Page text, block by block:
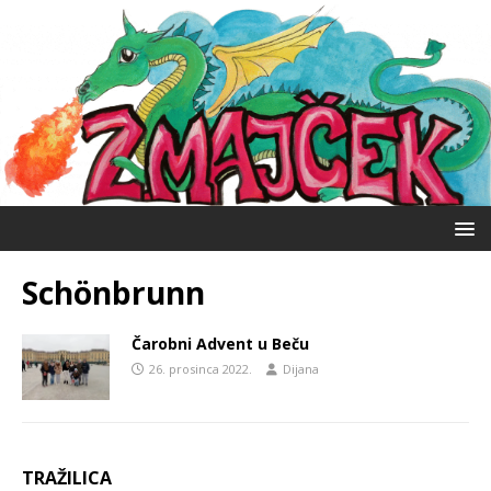
Schönbrunn
Čarobni Advent u Beču
26. prosinca 2022. Dijana
TRAŽILICA